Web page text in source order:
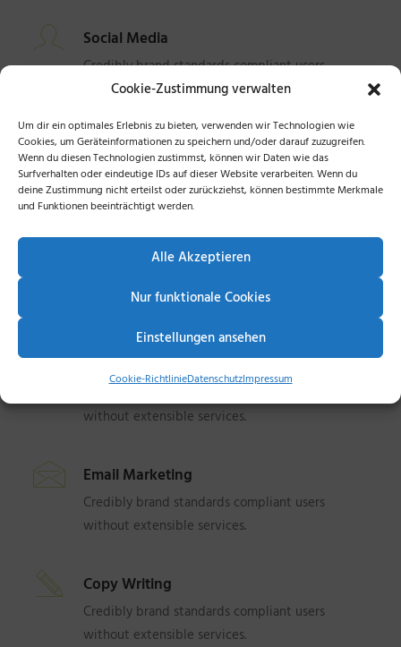
Cookie-Zustimmung verwalten
Um dir ein optimales Erlebnis zu bieten, verwenden wir Technologien wie
Cookies, um Geräteinformationen zu speichern und/oder darauf zuzugreifen.
Wenn du diesen Technologien zustimmst, können wir Daten wie das
Surfverhalten oder eindeutige IDs auf dieser Website verarbeiten. Wenn du
deine Zustimmung nicht erteilst oder zurückziehst, können bestimmte Merkmale
und Funktionen beeinträchtigt werden.
Alle Akzeptieren
Nur funktionale Cookies
Einstellungen ansehen
Cookie-RichtlinieDatenschutzImpressum
Social Media
Credibly brand standards compliant users
without extensible services.
App & iOS
Credibly brand standards compliant users
without extensible services.
Graphic Design
without extensible services.
without extensible services.
Email Marketing
Credibly brand standards compliant users
without extensible services.
Copy Writing
Credibly brand standards compliant users
without extensible services.